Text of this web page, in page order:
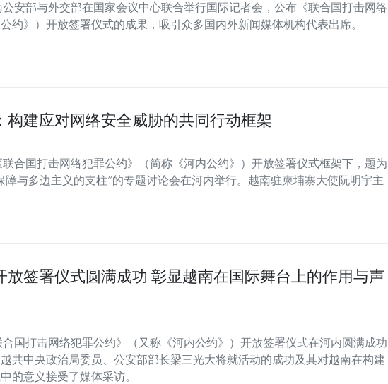
安部与外交部在国家会议中心联合举行国际记者会，公布《联合国打击网络
约》）开放签署仪式的成果，吸引众多国内外新闻媒体机构代表出席。
构建应对网络安全威胁的共同行动框架
合国打击网络犯罪公约》（简称《河内公约》）开放签署仪式框架下，题为
障与多边主义的支柱”的专题讨论会在河内举行。越南驻柬埔寨大使阮明宇主
放签署仪式圆满成功 彰显越南在国际舞台上的作用与声
国打击网络犯罪公约》（又称《河内公约》）开放签署仪式在河内圆满成功
共中央政治局委员、公安部部长梁三光大将就活动的成功及其对越南在构建
的意义接受了媒体采访。